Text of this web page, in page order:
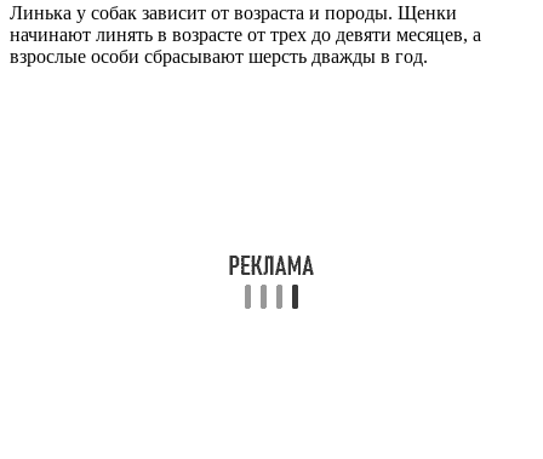
Линька у собак зависит от возраста и породы. Щенки
начинают линять в возрасте от трех до девяти месяцев, а
взрослые особи сбрасывают шерсть дважды в год.